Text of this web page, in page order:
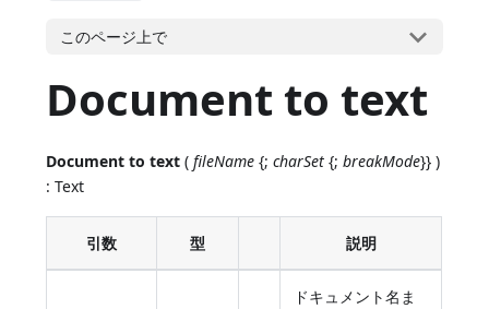
このページ上で
Document to text
Document to text (fileName {;charSet {;breakMode}} )
: Text
引数 型 説明
ドキュメント名ま